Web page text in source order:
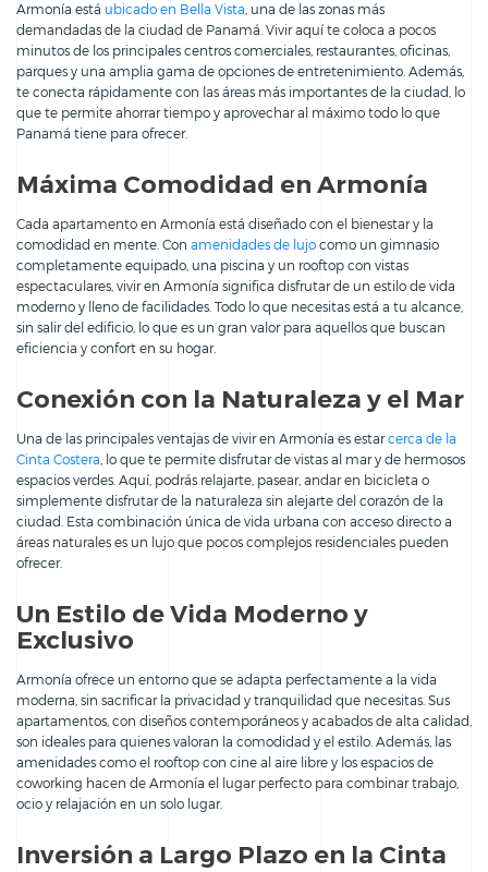
Armonía está ubicado en Bella Vista , una de las zonas más
demandadas de la ciudad de Panamá. Vivir aquí te coloca a pocos
minutos de los principales centros comerciales, restaurantes, oficinas,
parques y una amplia gama de opciones de entretenimiento. Además,
te conecta rápidamente con las áreas más importantes de la ciudad, lo
que te permite ahorrar tiempo y aprovechar al máximo todo lo que
Panamá tiene para ofrecer.
Máxima Comodidad en Armonía
Cada apartamento en Armonía está diseñado con el bienestar y la
comodidad en mente. Con amenidades de lujo como un gimnasio
completamente equipado, una piscina y un rooftop con vistas
espectaculares, vivir en Armonía significa disfrutar de un estilo de vida
moderno y lleno de facilidades. Todo lo que necesitas está a tu alcance,
sin salir del edificio, lo que es un gran valor para aquellos que buscan
eficiencia y confort en su hogar.
Conexión con la Naturaleza y el Mar
Una de las principales ventajas de vivir en Armonía es estarcerca de la
Cinta Costera , lo que te permite disfrutar de vistas al mar y de hermosos
espacios verdes. Aquí, podrás relajarte, pasear, andar en bicicleta o
simplemente disfrutar de la naturaleza sin alejarte del corazón de la
ciudad. Esta combinación única de vida urbana con acceso directo a
áreas naturales es un lujo que pocos complejos residenciales pueden
ofrecer.
Un Estilo de Vida Moderno y
Exclusivo
Armonía ofrece un entorno que se adapta perfectamente a la vida
moderna, sin sacrificar la privacidad y tranquilidad que necesitas. Sus
apartamentos, con diseños contemporáneos y acabados de alta calidad,
son ideales para quienes valoran la comodidad y el estilo. Además, las
amenidades como el rooftop con cine al aire libre y los espacios de
coworking hacen de Armonía el lugar perfecto para combinar trabajo,
ocio y relajación en un solo lugar.
Inversión a Largo Plazo en la Cinta